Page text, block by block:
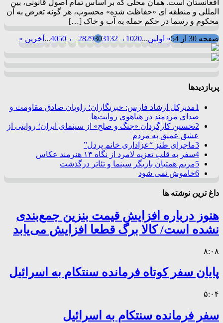
افغانستان است. همان محلی که بر اساس تمام اصول قانونی، بین
المللی و منطقه ای «حفاظت شده» محسوب، هر گونه تعرض به آن
محکوم و رسما در حکم حمله به آب و خاک […]
صفحه 30 از 54 « اولین...
1020
→
2829303132
←
4050
... آخرین »
پربازدیدها
1مدیرکل ارشاد فارس: خبرنگاران؛ راویان صادق مقاومت و
صدای مردمند در هیاهوی روایت‌ها
2تحسین کارگردان «جنگ و صلح» از سینمای ایران؛ روایتی از
عشق عمیق به مردم
3ماجرای طنز “عزاداری خانم پردل”
4سفر به قلب تعزیه لامرد از نگاه ۱۳ هنرمند عکاس
5مریم همتیان بازیگر سینما و تئاتر درگذشت
6خاموش نمی شود
داغ ترین نوشته ها
هنوز درباره افزایش قیمت بنزین جمع‌بندی
نشده است/ کالا برگ قطعا افزایش می‌یابد
۸:۰۸
پایان سفر کوتاه فرمانده سنتکام به اسرائیل
۵:۰۴
سفر فرمانده سنتکام به اسرائیل